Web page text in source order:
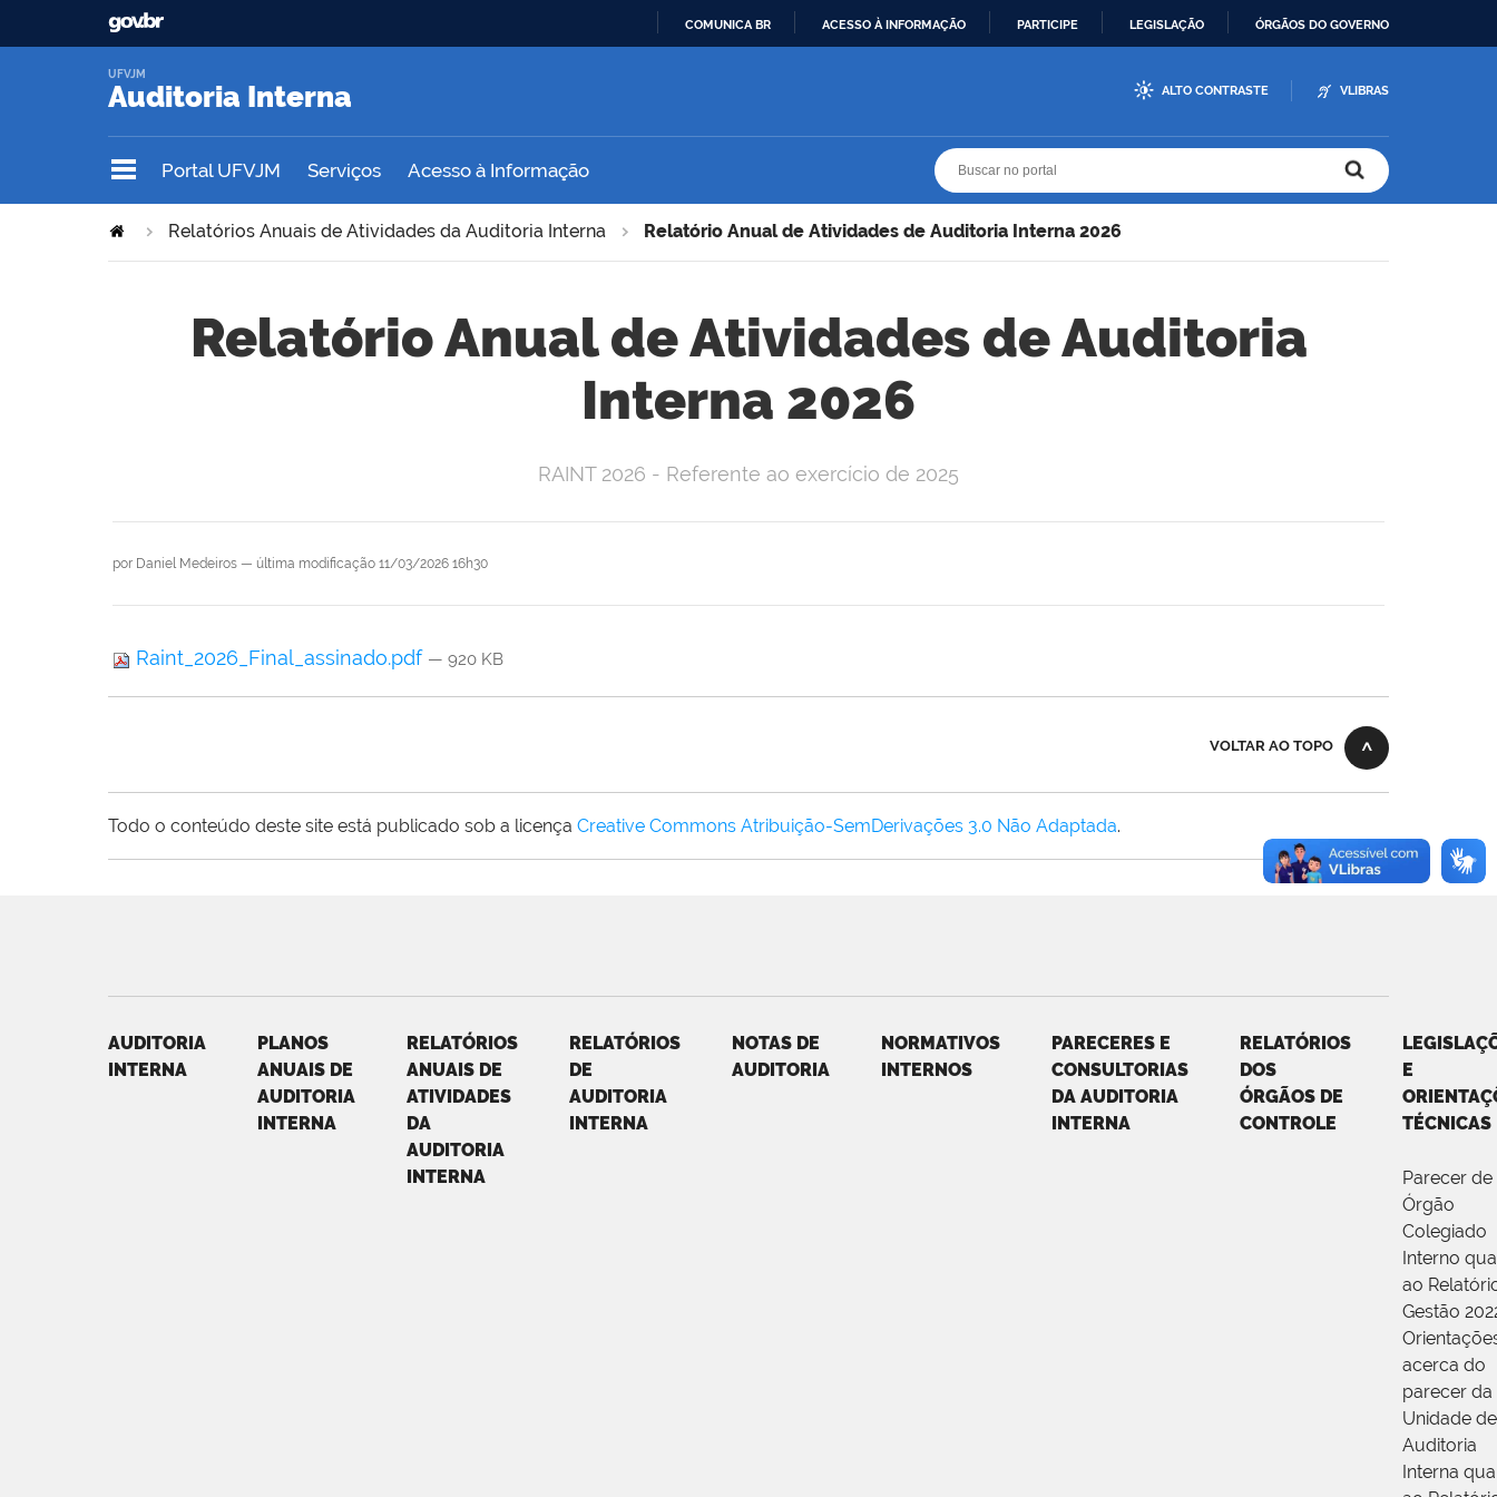
COMUNICA BR ACESSO À INFORMAÇÃO PARTICIPE LEGISLAÇÃO ÓRGÃOS DO GOVERNO
Auditoria Interna
UFVJM
ALTO CONTRASTE VLIBRAS
Portal UFVJM Serviços Acesso à Informação
Relatórios Anuais de Atividades da Auditoria Interna Relatório Anual de Atividades de Auditoria Interna 2026
Relatório Anual de Atividades de Auditoria
Interna 2026
por Daniel Medeiros — última modificação 11/03/2026 16h30
RAINT 2026 - Referente ao exercício de 2025
Raint_2026_Final_assinado.pdf — 920 KB
VOLTAR AO TOPO
Todo o conteúdo deste site está publicado sob a licença Creative Commons Atribuição-SemDerivações 3.0 Não Adaptada.
AUDITORIA
INTERNA
PLANOS
ANUAIS DE
AUDITORIA
INTERNA
RELATÓRIOS
ANUAIS DE
ATIVIDADES
DA
AUDITORIA
INTERNA
RELATÓRIOS
DE
AUDITORIA
INTERNA
NOTAS DE
AUDITORIA
NORMATIVOS
INTERNOS
PARECERES E
CONSULTORIAS
DA AUDITORIA
INTERNA
RELATÓRIOS
DOS
ÓRGÃOS DE
CONTROLE
E
TÉCNICAS
Parecer de
Órgão
Colegiado
Interno
ao
Gestão
acerca do
parecer da
Unidade de
Auditoria
Interna